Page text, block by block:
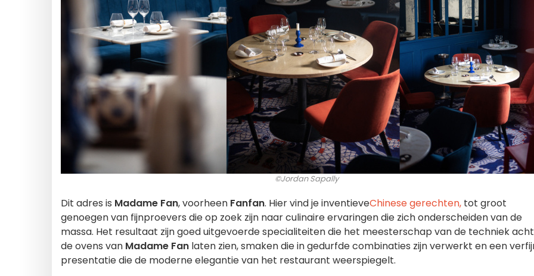
©Jordan Sapally
Dit adres is Madame Fan, voorheen Fanfan. Hier vind je inventieveChinese gerechten, tot groot
genoegen van fijnproevers die op zoek zijn naar culinaire ervaringen die zich onderscheiden van de
massa. Het resultaat zijn goed uitgevoerde specialiteiten die het meesterschap van de techniek
de ovens van Madame Fan laten zien, smaken die in gedurfde combinaties zijn verwerkt en een
presentatie die de moderne elegantie van het restaurant weerspiegelt.